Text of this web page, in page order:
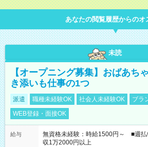
あなたの閲覧履歴からのオ
未読
【オープニング募集】おばあち
き添いも仕事の1つ
派遣 職種未経験OK 社会人未経験OK
ブラ
WEB登録・面接OK
給与
無資格未経験：時給1500円～ ■週
収1万2000円以上